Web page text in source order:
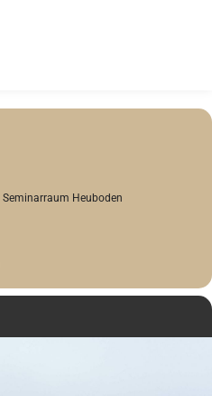
Seminarraum Heuboden